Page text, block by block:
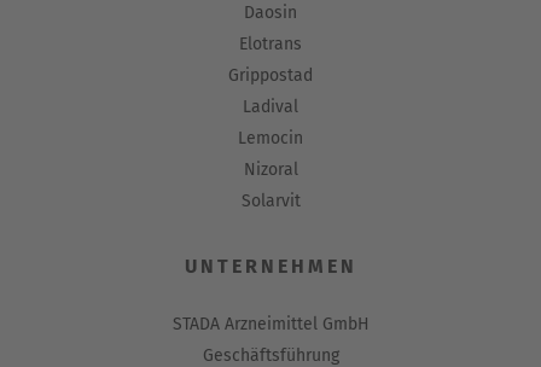
Daosin
Elotrans
Grippostad
Ladival
Lemocin
Nizoral
Solarvit
UNTERNEHMEN
STADA Arzneimittel GmbH
Geschäftsführung